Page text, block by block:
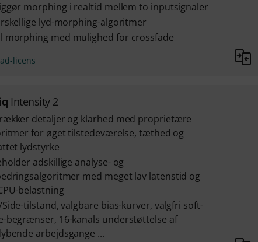
morphing i realtid mellem to inputsignaler
lyd-morphing-algoritmer
morphing med mulighed for crossfade
licens
Intensity 2
detaljer og klarhed med proprietære
for øget tilstedeværelse, tæthed og
lydstyrke
adskillige analyse- og
med meget lav latenstid og
belastning
tilstand, valgbare bias-kurver, valgfri soft-
begrænser, 16-kanals understøttelse af
arbejdsgange ...